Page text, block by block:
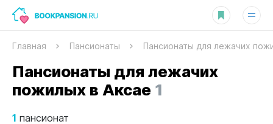
Главная Пансионаты Пансионаты для лежачих
Пансионаты для лежачих
пожилых в Аксае 1
1 пансионат